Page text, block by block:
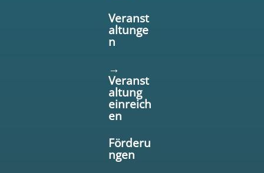
Veranst
altunge
n
→
Veranst
altung
einreich
en
Förderu
ngen